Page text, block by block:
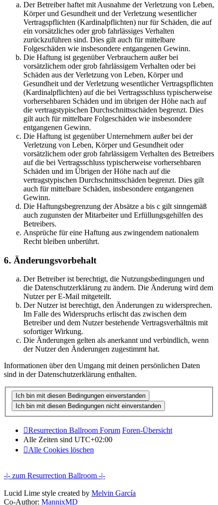
Der Betreiber haftet mit Ausnahme der Verletzung von Leben,
Körper und Gesundheit und der Verletzung wesentlicher
Vertragspflichten (Kardinalpflichten) nur für Schäden, die auf
ein vorsätzliches oder grob fahrlässiges Verhalten
zurückzuführen sind. Dies gilt auch für mittelbare
Folgeschäden wie insbesondere entgangenen Gewinn.
Die Haftung ist gegenüber Verbrauchern außer bei
vorsätzlichem oder grob fahrlässigem Verhalten oder bei
Schäden aus der Verletzung von Leben, Körper und
Gesundheit und der Verletzung wesentlicher Vertragspflichten
(Kardinalpflichten) auf die bei Vertragsschluss typischerweise
vorhersehbaren Schäden und im übrigen der Höhe nach auf
die vertragstypischen Durchschnittsschäden begrenzt. Dies
gilt auch für mittelbare Folgeschäden wie insbesondere
entgangenen Gewinn.
Die Haftung ist gegenüber Unternehmern außer bei der
Verletzung von Leben, Körper und Gesundheit oder
vorsätzlichem oder grob fahrlässigem Verhalten des Betreibers
auf die bei Vertragsschluss typischerweise vorhersehbaren
Schäden und im Übrigen der Höhe nach auf die
vertragstypischen Durchschnittsschäden begrenzt. Dies gilt
auch für mittelbare Schäden, insbesondere entgangenen
Gewinn.
Die Haftungsbegrenzung der Absätze a bis c gilt sinngemäß
auch zugunsten der Mitarbeiter und Erfüllungsgehilfen des
Betreibers.
Ansprüche für eine Haftung aus zwingendem nationalem
Recht bleiben unberührt.
6. Änderungsvorbehalt
Der Betreiber ist berechtigt, die Nutzungsbedingungen und
die Datenschutzerklärung zu ändern. Die Änderung wird dem
Nutzer per E-Mail mitgeteilt.
Der Nutzer ist berechtigt, den Änderungen zu widersprechen.
Im Falle des Widerspruchs erlischt das zwischen dem
Betreiber und dem Nutzer bestehende Vertragsverhältnis mit
sofortiger Wirkung.
Die Änderungen gelten als anerkannt und verbindlich, wenn
der Nutzer den Änderungen zugestimmt hat.
Informationen über den Umgang mit deinen persönlichen Daten
sind in der Datenschutzerklärung enthalten.
Resurrection Ballroom Forum Foren-Übersicht
Alle Zeiten sind UTC+02:00
Alle Cookies löschen
-|- zum Resurrection Ballroom -|-
Lucid Lime style created by Melvin García
Co-Author: MannixMD